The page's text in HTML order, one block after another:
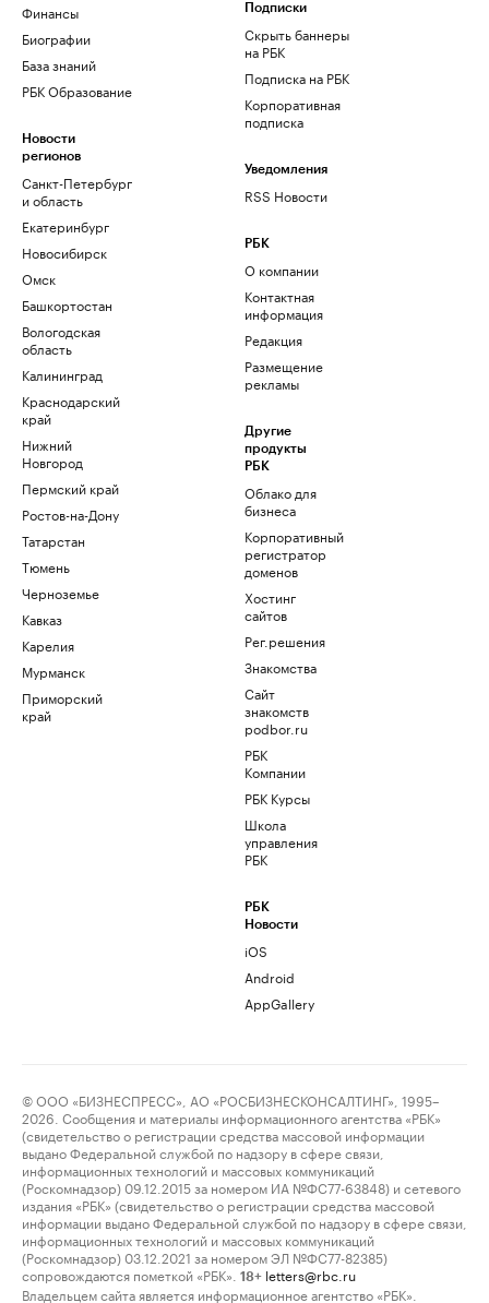
Финансы
Биографии
База знаний
РБК Образование
Новости
регионов
Санкт-Петербург
и область
Екатеринбург
Новосибирск
Омск
Башкортостан
Вологодская
область
Калининград
Краснодарский
край
Нижний
Новгород
Пермский край
Ростов-на-Дону
Татарстан
Тюмень
Черноземье
Кавказ
Карелия
Мурманск
Приморский
край
Подписки
Скрыть баннеры
на РБК
Подписка на РБК
Корпоративная
подписка
Уведомления
RSS Новости
РБК
О компании
Контактная
информация
Редакция
Размещение
рекламы
Другие
продукты
РБК
Облако для
бизнеса
Корпоративный
регистратор
доменов
Хостинг
сайтов
Рег.решения
Знакомства
Сайт
знакомств
podbor.ru
РБК
Компании
РБК Курсы
Школа
управления
РБК
РБК
Новости
iOS
Android
AppGallery
© ООО «БИЗНЕСПРЕСС», АО «РОСБИЗНЕСКОНСАЛТИНГ», 1995–
2026. Сообщения и материалы информационного агентства «РБК»
(свидетельство о регистрации средства массовой информации
выдано Федеральной службой по надзору в сфере связи,
информационных технологий и массовых коммуникаций
(Роскомнадзор) 09.12.2015 за номером ИА №ФС77-63848) и сетевого
издания «РБК» (свидетельство о регистрации средства массовой
информации выдано Федеральной службой по надзору в сфере связи,
информационных технологий и массовых коммуникаций
(Роскомнадзор) 03.12.2021 за номером ЭЛ №ФС77-82385)
сопровождаются пометкой «РБК».
18+ letters@rbc.ru
Владельцем сайта является информационное агентство «РБК».